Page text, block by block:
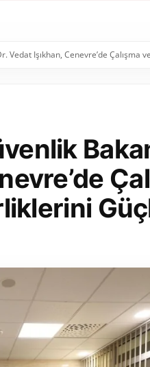
Vedat Işıkhan, Cenevre’de